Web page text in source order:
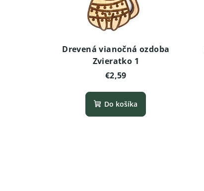
Drevená vianočná ozdoba
Zvieratko 1
€2,59
Do košíka